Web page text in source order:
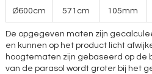
Ø600cm 571cm 105mm
De opgegeven maten zijn
en kunnen op het product licht
hoogtematen zijn gebaseerd op de
van de parasol wordt groter bij het